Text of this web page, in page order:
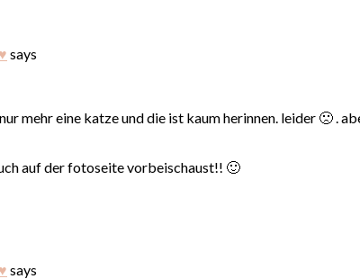
says
mehr eine katze und die ist kaum herinnen. leider 🙁 .
auf der fotoseite vorbeischaust!! 🙂
says